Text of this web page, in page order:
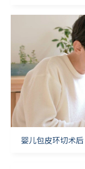
婴儿包皮环切术后